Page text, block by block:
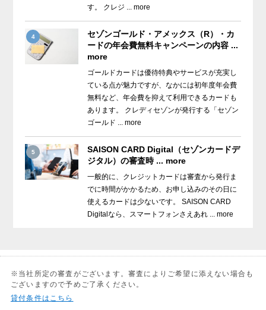
す。 クレジ ... more
4
セゾンゴールド・アメックス（R）・カ
ードの年会費無料キャンペーンの内容 ...
more
ゴールドカードは優待特典やサービスが充実し
ている点が魅力ですが、なかには初年度年会費
無料など、年会費を抑えて利用できるカードも
あります。 クレディセゾンが発行する「セゾン
ゴールド ... more
5
SAISON CARD Digital（セゾンカードデ
ジタル）の審査時 ... more
一般的に、クレジットカードは審査から発行ま
でに時間がかかるため、お申し込みのその日に
使えるカードは少ないです。 SAISON CARD
Digitalなら、スマートフォンさえあれ ... more
※当社所定の審査がございます。審査によりご希望に添えない場合も
ございますので予めご了承ください。
貸付条件はこちら